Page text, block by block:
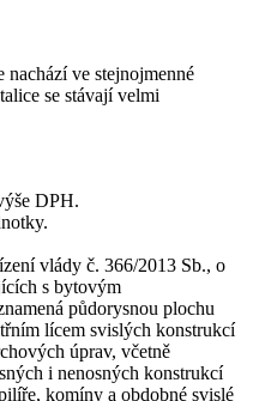
ve stejnojmenné
se stávají velmi
DPH.
vlády č. 366/2013 Sb., o
s bytovým
půdorysnou plochu
lícem svislých konstrukcí
úprav, včetně
i nenosných konstrukcí
komíny a obdobné svislé